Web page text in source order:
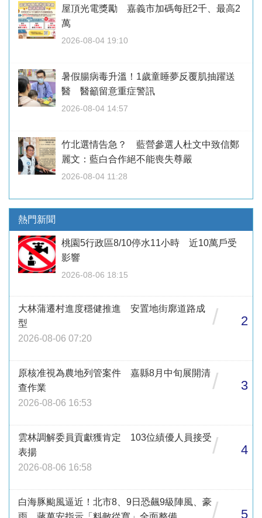
屋頂光電獎勵 嘉義市加碼每瓩2千、最高2
萬
2026-08-04 19:10
暑假腸病毒升溫！1歲童睡夢反覆肌抽躍送
醫 醫籲留意重症警訊
2026-08-04 14:57
竹北選情告急？ 藍營參選人杜文中致信鄭
麗文：藍白合作絕不能喪失尊嚴
2026-08-04 11:28
熱門新聞
桃園5行政區8/10停水11小時 近10萬戶受
影響
2026-08-06 18:15
大林蒲遷村進度穩健推進 安置地街廓道路成
型
2026-08-06 07:20
/ 2
原核准視為農地列管案件 嘉縣8月中旬展開清
查作業
2026-08-06 16:53
/ 3
雲林調解委員貢獻獲肯定 103位績優人員接受
表揚
2026-08-06 16:58
/ 4
白海豚颱風逼近！北市8、9日恐飆9級陣風、豪/ 5